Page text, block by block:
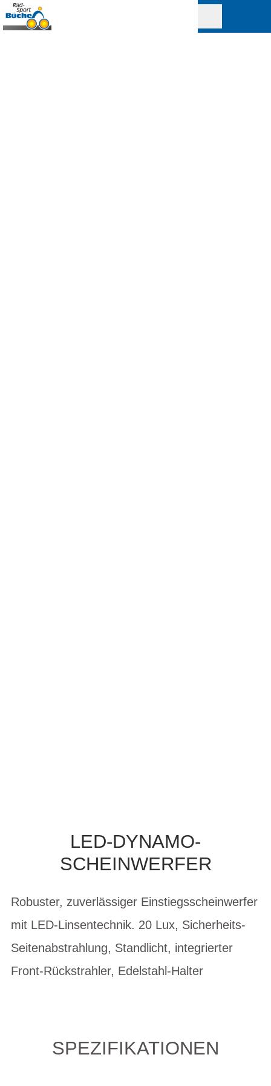
LED-DYNAMO-
SCHEINWERFER
Robuster, zuverlässiger Einstiegsscheinwerfer
mit LED-Linsentechnik. 20 Lux, Sicherheits-
Seitenabstrahlung, Standlicht, integrierter
Front-Rückstrahler, Edelstahl-Halter
SPEZIFIKATIONEN